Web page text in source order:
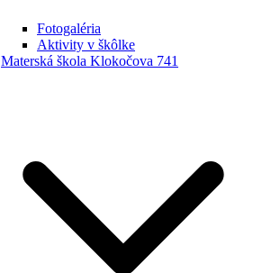
Fotogaléria
Aktivity v škôlke
Materská škola Klokočova 741